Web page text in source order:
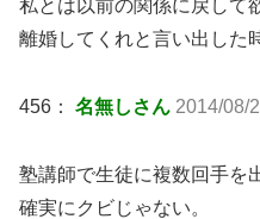
私とは以前の関係に戻して
離婚してくれと言い出した
456： 名無しさん 2014/08/
塾講師で生徒に複数回手を
確実にクビじゃない。